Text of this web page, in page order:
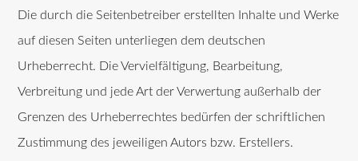
Die durch die Seitenbetreiber erstellten Inhalte und Werke
auf diesen Seiten unterliegen dem deutschen
Urheberrecht. Die Vervielfältigung, Bearbeitung,
Verbreitung und jede Art der Verwertung außerhalb der
Grenzen des Urheberrechtes bedürfen der schriftlichen
Zustimmung des jeweiligen Autors bzw. Erstellers.